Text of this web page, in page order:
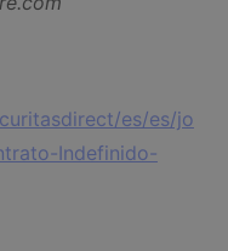
es/es/jo
Indefinido-